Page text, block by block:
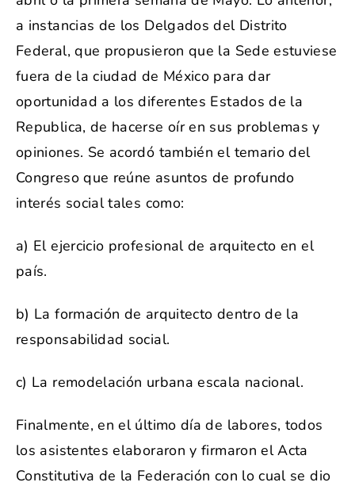
a instancias de los Delgados del Distrito
Federal, que propusieron que la Sede estuviese
fuera de la ciudad de México para dar
oportunidad a los diferentes Estados de la
Republica, de hacerse oír en sus problemas y
opiniones. Se acordó también el temario del
Congreso que reúne asuntos de profundo
interés social tales como:
a) El ejercicio profesional de arquitecto en el
país.
b) La formación de arquitecto dentro de la
responsabilidad social.
c) La remodelación urbana escala nacional.
Finalmente, en el último día de labores, todos
los asistentes elaboraron y firmaron el Acta
Constitutiva de la Federación con lo cual se dio